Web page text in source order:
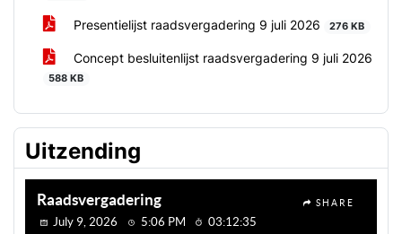
Presentielijst raadsvergadering 9 juli 2026 276 KB
Concept besluitenlijst raadsvergadering 9 juli 2026
588 KB
Uitzending